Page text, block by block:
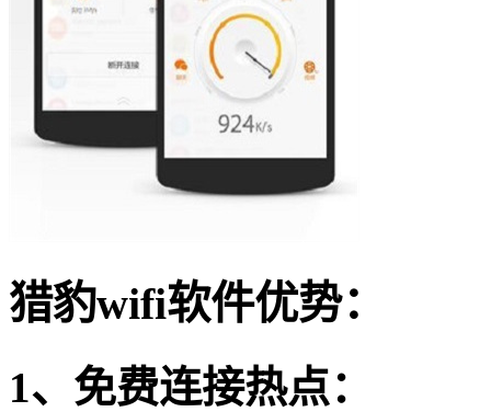
猎豹wifi软件优势：
1、免费连接热点：